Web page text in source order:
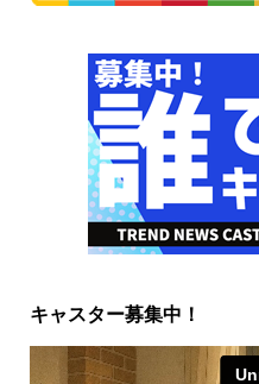
キャスター募集中！